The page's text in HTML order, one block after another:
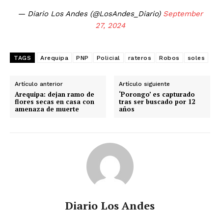
— Diario Los Andes (@LosAndes_Diario) September
27, 2024
TAGS Arequipa PNP Policial rateros Robos soles
Artículo anterior
Arequipa: dejan ramo de
flores secas en casa con
amenaza de muerte
Artículo siguiente
‘Porongo’ es capturado
tras ser buscado por 12
años
Diario Los Andes